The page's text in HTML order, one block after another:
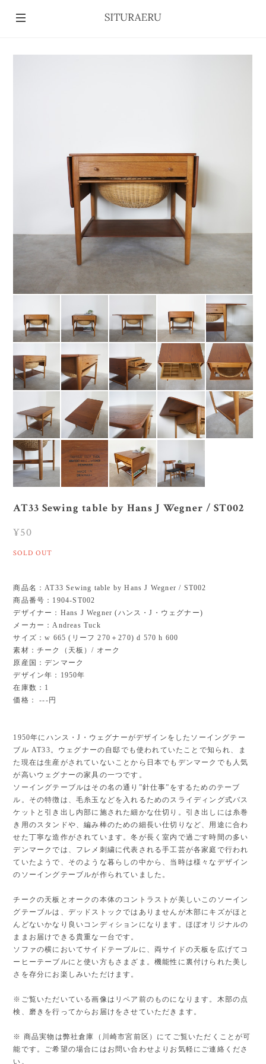
AT33 Sewing table by Hans J Wegner / ST002
¥50
SOLD OUT
商品名：AT33 Sewing table by Hans J Wegner / ST002
商品番号：1904-ST002
デザイナー：Hans J Wegner (ハンス・J・ウェグナー)
メーカー：Andreas Tuck
サイズ：w 665 (リーフ 270＋270) d 570 h 600
素材：チーク（天板）/ オーク
原産国：デンマーク
デザイン年：1950年
在庫数：1
価格： ---円
1950年にハンス・J・ウェグナーがデザインをしたソーイングテー
ブル AT33。ウェグナーの自邸でも使われていたことで知られ、ま
た現在は生産がされていないことから日本でもデンマークでも人気
が高いウェグナーの家具の一つです。
ソーイングテーブルはその名の通り”針仕事”をするためのテーブ
ル。その特徴は、毛糸玉などを入れるためのスライディング式バス
ケットと引き出し内部に施された細かな仕切り。引き出しには糸巻
き用のスタンドや、編み棒のための細長い仕切りなど、用途に合わ
せた丁寧な造作がされています。冬が長く室内で過ごす時間の多い
デンマークでは、フレメ刺繍に代表される手工芸が各家庭で行われ
ていたようで、そのような暮らしの中から、当時は様々なデザイン
のソーイングテーブルが作られていました。
チークの天板とオークの本体のコントラストが美しいこのソーイン
グテーブルは、デッドストックではありませんが木部にキズがほと
んどないかなり良いコンディションになります。ほぼオリジナルの
ままお届けできる貴重な一台です。
ソファの横においてサイドテーブルに、両サイドの天板を広げてコ
ーヒーテーブルにと使い方もさまざま。機能性に裏付けられた美し
さを存分にお楽しみいただけます。
※ご覧いただいている画像はリペア前のものになります。木部の点
検、磨きを行ってからお届けをさせていただきます。
※ 商品実物は弊社倉庫（川崎市宮前区）にてご覧いただくことが可
能です。ご希望の場合にはお問い合わせよりお気軽にご連絡くださ
い。